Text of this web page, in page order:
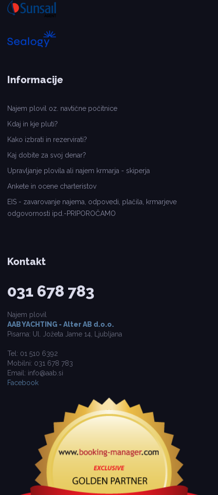
Informacije
Najem plovil oz. navtične počitnice
Kdaj in kje pluti?
Kako izbrati in rezervirati?
Kaj dobite za svoj denar?
Upravljanje plovila ali najem krmarja - skiperja
Ankete in ocene charteristov
EIS - zavarovanje najema, odpovedi, plačila, krmarjeve
odgovornosti ipd.-PRIPOROČAMO
Kontakt
031 678 783
Najem plovil
AAB YACHTING - Alter AB d.o.o.
Pisarna: Ul. Jožeta Jame 14, Ljubljana
Tel: 01 510 6392
Mobilni: 031 678 783
Email: info@aab.si
Facebook